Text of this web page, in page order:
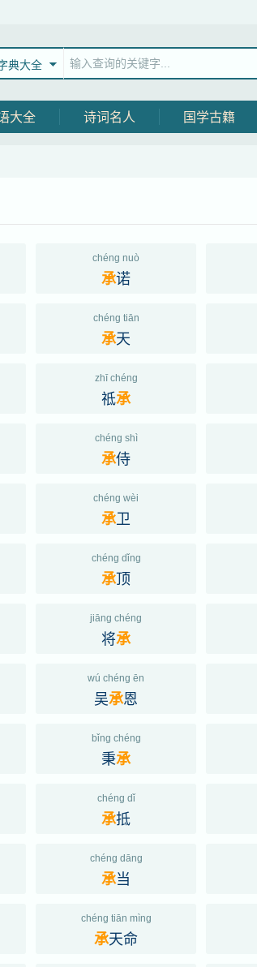
典大全
大全 诗词名人 国学古籍
chéng nuò
承诺
chéng tiān
承天
zhī chéng
祗承
chéng shì
承侍
chéng wèi
承卫
chéng dǐng
承顶
jiāng chéng
将承
wú chéng ēn
吴承恩
bǐng chéng
秉承
chéng dǐ
承抵
chéng dāng
承当
chéng tiān mìng
承天命